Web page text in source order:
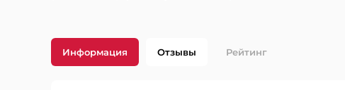
Информация Отзывы Рейтинг